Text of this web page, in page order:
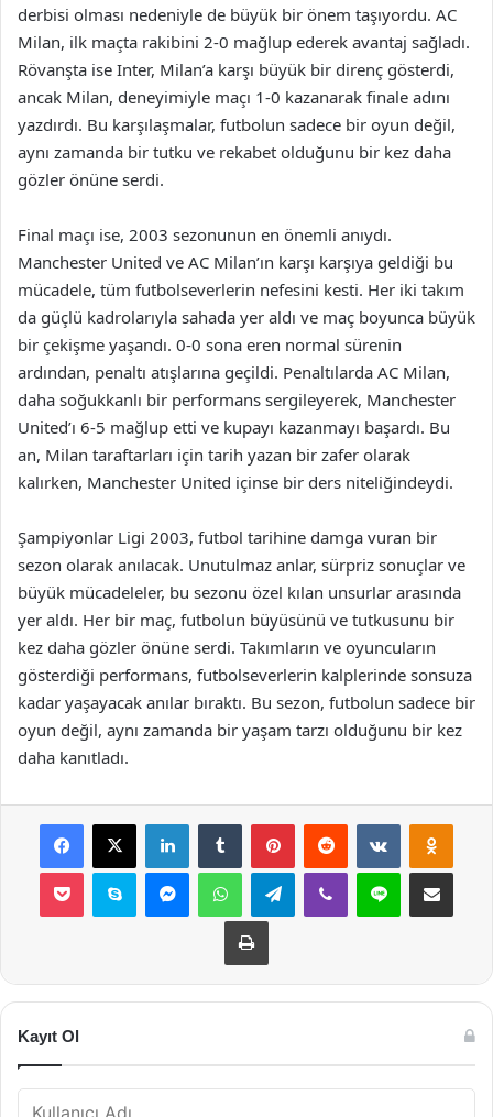
derbisi olması nedeniyle de büyük bir önem taşıyordu. AC
Milan, ilk maçta rakibini 2-0 mağlup ederek avantaj sağladı.
Rövanşta ise Inter, Milan’a karşı büyük bir direnç gösterdi,
ancak Milan, deneyimiyle maçı 1-0 kazanarak finale adını
yazdırdı. Bu karşılaşmalar, futbolun sadece bir oyun değil,
aynı zamanda bir tutku ve rekabet olduğunu bir kez daha
gözler önüne serdi.
Final maçı ise, 2003 sezonunun en önemli anıydı.
Manchester United ve AC Milan’ın karşı karşıya geldiği bu
mücadele, tüm futbolseverlerin nefesini kesti. Her iki takım
da güçlü kadrolarıyla sahada yer aldı ve maç boyunca büyük
bir çekişme yaşandı. 0-0 sona eren normal sürenin
ardından, penaltı atışlarına geçildi. Penaltılarda AC Milan,
daha soğukkanlı bir performans sergileyerek, Manchester
United’ı 6-5 mağlup etti ve kupayı kazanmayı başardı. Bu
an, Milan taraftarları için tarih yazan bir zafer olarak
kalırken, Manchester United içinse bir ders niteliğindeydi.
Şampiyonlar Ligi 2003, futbol tarihine damga vuran bir
sezon olarak anılacak. Unutulmaz anlar, sürpriz sonuçlar ve
büyük mücadeleler, bu sezonu özel kılan unsurlar arasında
yer aldı. Her bir maç, futbolun büyüsünü ve tutkusunu bir
kez daha gözler önüne serdi. Takımların ve oyuncuların
gösterdiği performans, futbolseverlerin kalplerinde sonsuza
kadar yaşayacak anılar bıraktı. Bu sezon, futbolun sadece bir
oyun değil, aynı zamanda bir yaşam tarzı olduğunu bir kez
daha kanıtladı.
Facebook
X LinkedInTumblr PinterestReddit VKontakte
Pocket Skype MessengerWhatsAppTelegramViber Line E-Posta ile
Yazdır
Kayıt Ol